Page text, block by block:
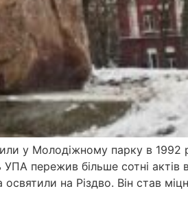
у Молодіжному парку в 1992
пережив більше сотні актів
на Різдво. Він став